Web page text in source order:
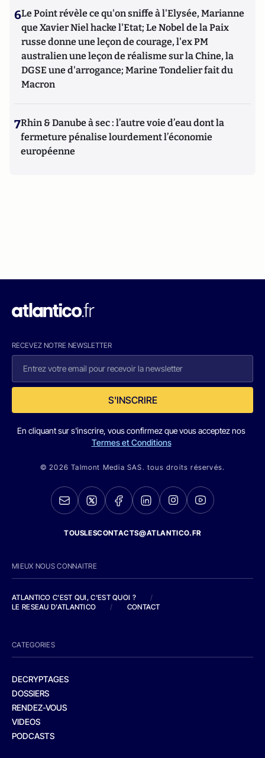
6Le Point révèle ce qu'on sniffe à l'Elysée, Marianne
que Xavier Niel hacke l'Etat; Le Nobel de la Paix
russe donne une leçon de courage, l'ex PM
australien une leçon de réalisme sur la Chine, la
DGSE une d'arrogance; Marine Tondelier fait du
Macron
7Rhin & Danube à sec : l’autre voie d’eau dont la
fermeture pénalise lourdement l’économie
européenne
RECEVEZ NOTRE NEWSLETTER
S'INSCRIRE
En cliquant sur s'inscrire, vous confirmez que vous acceptez nos
Termes et Conditions
© 2026 Talmont Media SAS. tous droits réservés.
TOUSLESCONTACTS@ATLANTICO.FR
MIEUX NOUS CONNAITRE
ATLANTICO C'EST QUI, C'EST QUOI ?
/
LE RESEAU D'ATLANTICO
/ CONTACT
CATEGORIES
DECRYPTAGES
DOSSIERS
RENDEZ-VOUS
VIDEOS
PODCASTS